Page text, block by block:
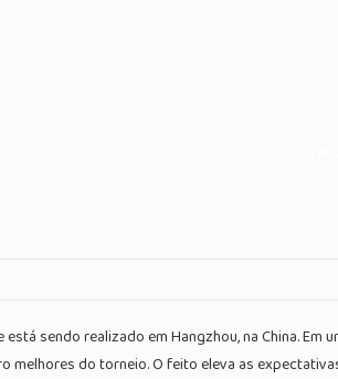
sendo realizado em Hangzhou, na China. Em
melhores do torneio. O feito eleva as